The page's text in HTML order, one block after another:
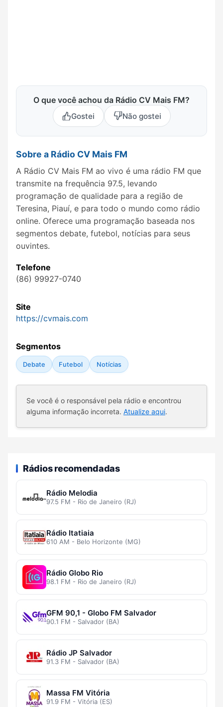
O que você achou da Rádio CV Mais FM?
Gostei Não gostei
Sobre a Rádio CV Mais FM
A Rádio CV Mais FM ao vivo é uma rádio FM que
transmite na frequência 97.5, levando
programação de qualidade para a região de
Teresina, Piauí, e para todo o mundo como rádio
online. Oferece uma programação baseada nos
segmentos debate, futebol, notícias para seus
ouvintes.
Telefone
(86) 99927-0740
Site
https://cvmais.com
Segmentos
Debate Futebol Notícias
Se você é o responsável pela rádio e encontrou
alguma informação incorreta. Atualize aqui.
Rádios recomendadas
Rádio Melodia
97.5 FM - Rio de Janeiro (RJ)
Rádio Itatiaia
610 AM - Belo Horizonte (MG)
Rádio Globo Rio
98.1 FM - Rio de Janeiro (RJ)
GFM 90,1 - Globo FM Salvador
90.1 FM - Salvador (BA)
Rádio JP Salvador
91.3 FM - Salvador (BA)
Massa FM Vitória
91.9 FM - Vitória (ES)